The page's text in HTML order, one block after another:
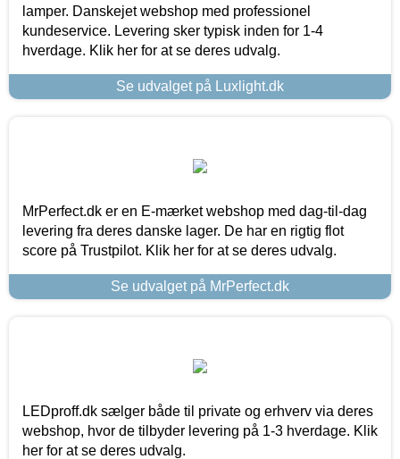
lamper. Danskejet webshop med professionel
kundeservice. Levering sker typisk inden for 1-4
hverdage. Klik her for at se deres udvalg.
Se udvalget på Luxlight.dk
MrPerfect.dk er en E-mærket webshop med dag-til-dag
levering fra deres danske lager. De har en rigtig flot
score på Trustpilot. Klik her for at se deres udvalg.
Se udvalget på MrPerfect.dk
LEDproff.dk sælger både til private og erhverv via deres
webshop, hvor de tilbyder levering på 1-3 hverdage. Klik
her for at se deres udvalg.